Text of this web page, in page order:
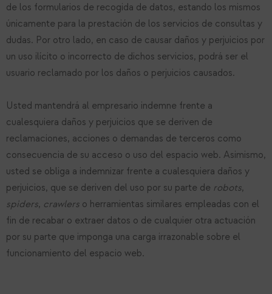
de los formularios de recogida de datos, estando los mismos
únicamente para la prestación de los servicios de consultas y
dudas. Por otro lado, en caso de causar daños y perjuicios por
un uso ilícito o incorrecto de dichos servicios, podrá ser el
usuario reclamado por los daños o perjuicios causados.
Usted mantendrá al empresario indemne frente a
cualesquiera daños y perjuicios que se deriven de
reclamaciones, acciones o demandas de terceros como
consecuencia de su acceso o uso del espacio web. Asimismo,
usted se obliga a indemnizar frente a cualesquiera daños y
perjuicios, que se deriven del uso por su parte de robots,
spiders, crawlers o herramientas similares empleadas con el
fin de recabar o extraer datos o de cualquier otra actuación
por su parte que imponga una carga irrazonable sobre el
funcionamiento del espacio web.